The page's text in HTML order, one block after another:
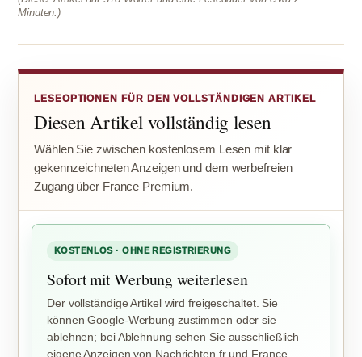
Minuten.)
LESEOPTIONEN FÜR DEN VOLLSTÄNDIGEN ARTIKEL
Diesen Artikel vollständig lesen
Wählen Sie zwischen kostenlosem Lesen mit klar
gekennzeichneten Anzeigen und dem werbefreien
Zugang über France Premium.
KOSTENLOS · OHNE REGISTRIERUNG
Sofort mit Werbung weiterlesen
Der vollständige Artikel wird freigeschaltet. Sie
können Google-Werbung zustimmen oder sie
ablehnen; bei Ablehnung sehen Sie ausschließlich
eigene Anzeigen von Nachrichten.fr und France